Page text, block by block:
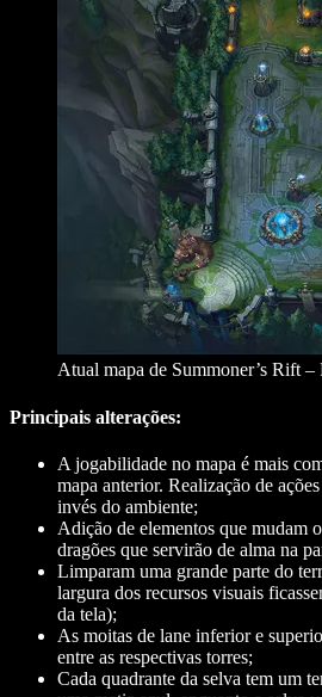
Atual mapa de Summoner’s Rift
Principais alterações:
A jogabilidade no mapa é mais
mapa anterior. Realização de
invés do ambiente;
Adição de elementos que mudam
dragões que servirão de alma na
Limparam uma grande parte do
largura dos recursos visuais
da tela);
As moitas de lane inferior e
entre as respectivas torres;
Cada quadrante da selva tem um